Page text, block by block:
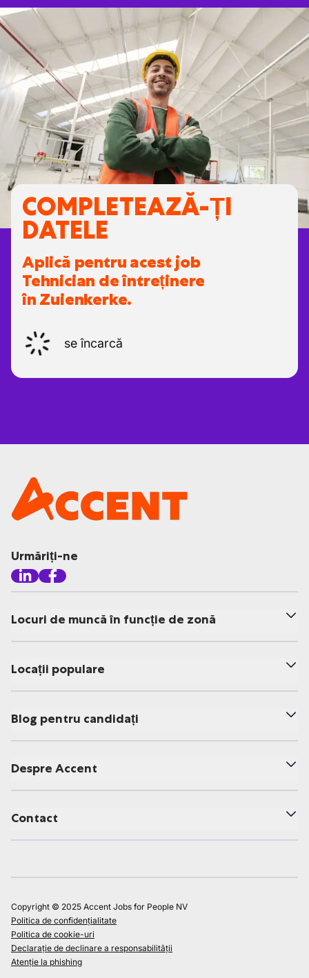
COMPLETEAZĂ-ȚI
DATELE
Aplică pentru acest job
Tehnician de întreținere
în Zuienkerke.
se încarcă
Urmăriți-ne
Locuri de muncă în funcție de zonă
Locații populare
Blog pentru candidați
Despre Accent
Contact
Copyright © 2025 Accent Jobs for People NV
Politica de confidențialitate
Politica de cookie-uri
Declarație de declinare a responsabilității
Atenție la phishing